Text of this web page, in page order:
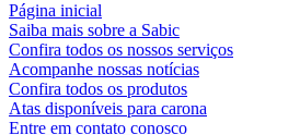
Página inicial
Saiba mais sobre a Sabic
Confira todos os nossos serviços
Acompanhe nossas notícias
Confira todos os produtos
Atas disponíveis para carona
Entre em contato conosco